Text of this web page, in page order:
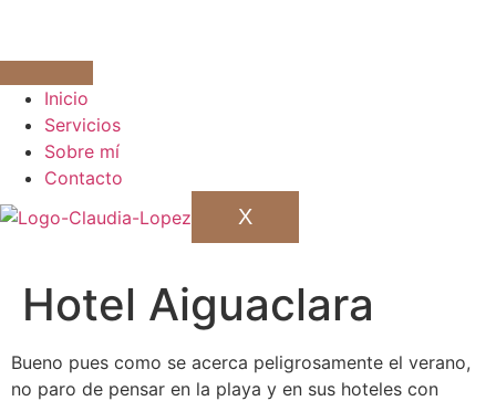
Inicio
Servicios
Sobre mí
Contacto
X
Hotel Aiguaclara
Bueno pues como se acerca peligrosamente el verano,
no paro de pensar en la playa y en sus hoteles con